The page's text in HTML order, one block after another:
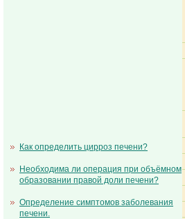
Как определить цирроз печени?
Необходима ли операция при объёмном
образовании правой доли печени?
Определение симптомов заболевания
печени.